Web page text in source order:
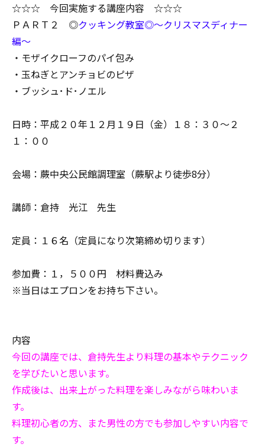
☆☆☆ 今回実施する講座内容 ☆☆☆
ＰＡＲＴ２ ◎クッキング教室◎～クリスマスディナー
編～
・モザイクローフのパイ包み
・玉ねぎとアンチョビのピザ
・ブッシュ･ド･ノエル
日時：平成２０年１２月１９日（金）１８：３０～２
１：００
会場：蕨中央公民館調理室（蕨駅より徒歩8分）
講師：倉持 光江 先生
定員：１６名（定員になり次第締め切ります）
参加費：１，５００円 材料費込み
※当日はエプロンをお持ち下さい。
内容
今回の講座では、倉持先生より料理の基本やテクニック
を学びたいと思います。
作成後は、出来上がった料理を楽しみながら味わいま
す。
料理初心者の方、また男性の方でも参加しやすい内容で
す。